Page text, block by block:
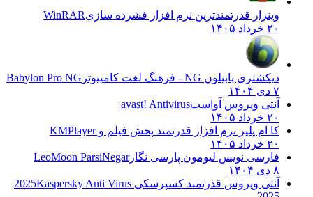
وینرار قدرتمندترین نرم افزار فشرده سازیWinRAR
۲۰ خرداد ۱۴۰۵
دیکشنری بابیلون NG - فرهنگ لغت کامپیوتر
Babylon Pro NG
۷ دی ۱۴۰۴
آنتی ویروس آواستavast! Antivirus
۲۰ خرداد ۱۴۰۵
کا ام پلیر نرم افزار قدرتمند پخش فیلم وKMPlayer
۲۰ خرداد ۱۴۰۵
فارسی نویس لیومون پارسی نگارLeoMoon ParsiNegar
۸ دی ۱۴۰۴
آنتی ویروس قدرتمند کسپرسکی 2025 Kaspersky Anti Virus